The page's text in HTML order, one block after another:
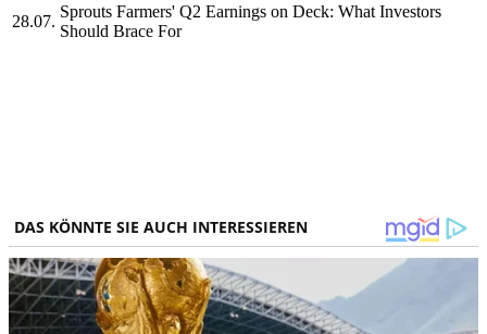
28.07.
Sprouts Farmers' Q2 Earnings on Deck: What Investors
Should Brace For